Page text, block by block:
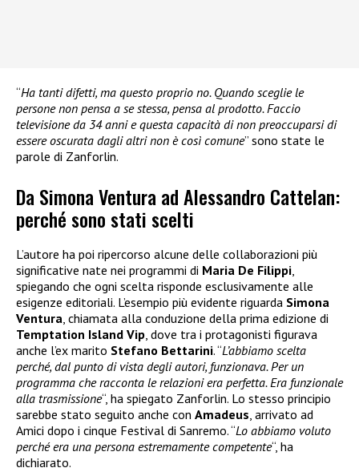
“Ha tanti difetti, ma questo proprio no. Quando sceglie le
persone non pensa a se stessa, pensa al prodotto. Faccio
televisione da 34 anni e questa capacità di non preoccuparsi di
essere oscurata dagli altri non è così comune” sono state le
parole di Zanforlin.
Da Simona Ventura ad Alessandro Cattelan:
perché sono stati scelti
L’autore ha poi ripercorso alcune delle collaborazioni più
significative nate nei programmi di Maria De Filippi,
spiegando che ogni scelta risponde esclusivamente alle
esigenze editoriali. L’esempio più evidente riguarda Simona
Ventura, chiamata alla conduzione della prima edizione di
Temptation Island Vip, dove tra i protagonisti figurava
anche l’ex marito Stefano Bettarini. “L’abbiamo scelta
perché, dal punto di vista degli autori, funzionava. Per un
programma che racconta le relazioni era perfetta. Era funzionale
alla trasmissione“, ha spiegato Zanforlin. Lo stesso principio
sarebbe stato seguito anche con Amadeus, arrivato ad
Amici dopo i cinque Festival di Sanremo. “Lo abbiamo voluto
perché era una persona estremamente competente“, ha
dichiarato.